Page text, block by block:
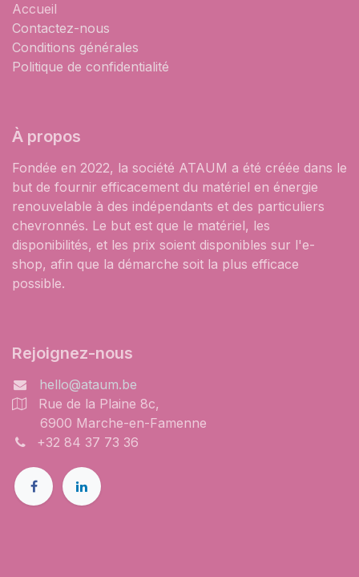
Accueil
Contactez-nous
Conditions générales
Politique de confidentialité
À propos
Fondée en 2022, la société ATAUM a été créée dans le
but de fournir efficacement du matériel en énergie
renouvelable à des indépendants et des particuliers
chevronnés. Le but est que le matériel, les
disponibilités, et les prix soient disponibles sur l'e-
shop, afin que la démarche soit la plus efficace
possible.
Rejoignez-nous
hello@ataum.be
Rue de la Plaine 8c,
6900 Marche-en-Famenne
+32 84 37 73 36